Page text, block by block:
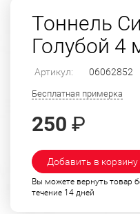
Тоннель
Голубой 4
Артикул: 06062852
Бесплатная примерка
250 ₽
Добавить в корзину
Вы можете вернуть товар
течение 14 дней